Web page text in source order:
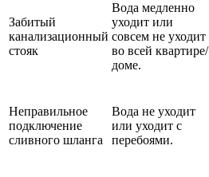
Забитый
канализационный
стояк
Вода медленно
уходит или
совсем не уходит
во всей квартире/
доме.
Неправильное
подключение
сливного шланга
Вода не уходит
или уходит с
перебоями.